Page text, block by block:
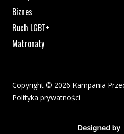
Biznes
Ruch LGBT+
Matronaty
Copyright © 2026 Kampania
Polityka prywatności